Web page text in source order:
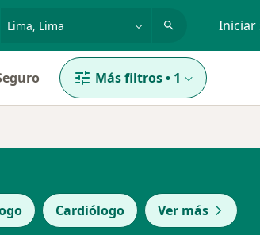
o nombre Iniciar
Más filtros• 1
Cardiólogo Ver más